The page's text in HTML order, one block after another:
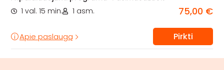
1 val. 15 min.
1 asm. 75,00 €
Apie paslaugą Pirkti